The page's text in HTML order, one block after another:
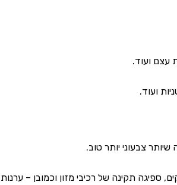
עצם ועוד.
ועוד.
צבעוני יותר טוב.
ספיגה תקינה של רכיבי מזון וכמובן – ערנות